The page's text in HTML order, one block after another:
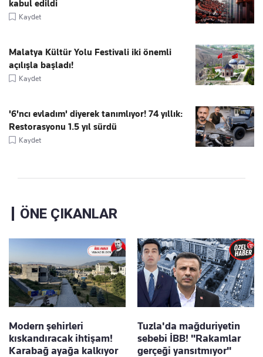
kabul edildi
Kaydet
Malatya Kültür Yolu Festivali iki önemli
açılışla başladı!
Kaydet
'6'ncı evladım' diyerek tanımlıyor! 74 yıllık:
Restorasyonu 1.5 yıl sürdü
Kaydet
ÖNE ÇIKANLAR
Modern şehirleri
kıskandıracak ihtişam!
Karabağ ayağa kalkıyor
Tuzla'da mağduriyetin
sebebi İBB! "Rakamlar
gerçeği yansıtmıyor"